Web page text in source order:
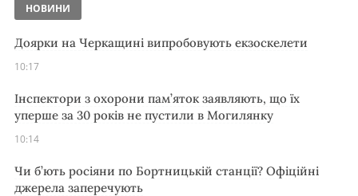
НОВИНИ
Доярки на Черкащині випробовують екзоскелети
10:17
Інспектори з охорони пам’яток заявляють, що їх
уперше за 30 років не пустили в Могилянку
10:14
Чи б’ють росіяни по Бортницькій станції? Офіційні
джерела заперечують